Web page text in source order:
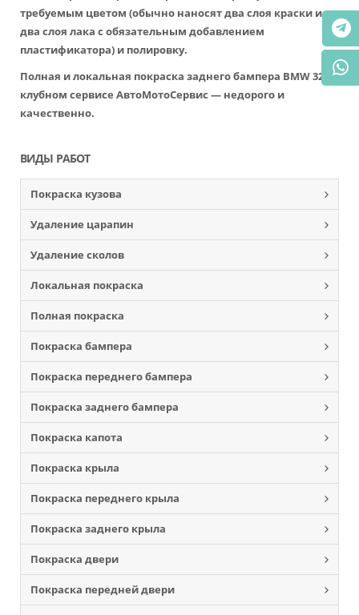
требуемым цветом (обычно наносят два слоя краски и
два слоя лака с обязательным добавлением
пластификатора) и полировку.
Полная и локальная покраска заднего бампера BMW 325 в
клубном сервисе АвтоМотоСервис — недорого и
качественно.
ВИДЫ РАБОТ
Покраска кузова
Удаление царапин
Удаление сколов
Локальная покраска
Полная покраска
Покраска бампера
Покраска переднего бампера
Покраска заднего бампера
Покраска капота
Покраска крыла
Покраска переднего крыла
Покраска заднего крыла
Покраска двери
Покраска передней двери